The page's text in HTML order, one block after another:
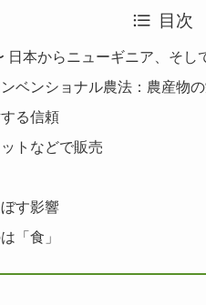
目次
日本からニューギニア、そし
ベンショナル農法：農産物
る信頼
トなどで販売
す影響
「食」